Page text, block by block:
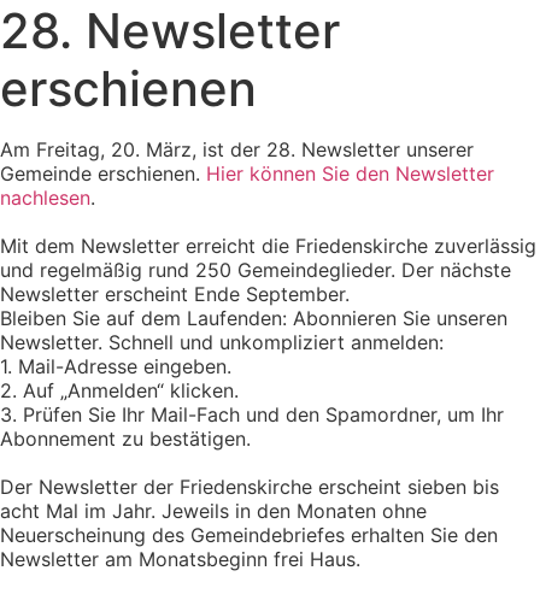
28. Newsletter
erschienen
Am Freitag, 20. März, ist der 28. Newsletter unserer
Gemeinde erschienen. Hier können Sie den Newsletter
nachlesen.
Mit dem Newsletter erreicht die Friedenskirche zuverlässig
und regelmäßig rund 250 Gemeindeglieder. Der nächste
Newsletter erscheint Ende September.
Bleiben Sie auf dem Laufenden: Abonnieren Sie unseren
Newsletter. Schnell und unkompliziert anmelden:
1. Mail-Adresse eingeben.
2. Auf „Anmelden“ klicken.
3. Prüfen Sie Ihr Mail-Fach und den Spamordner, um Ihr
Abonnement zu bestätigen.
Der Newsletter der Friedenskirche erscheint sieben bis
acht Mal im Jahr. Jeweils in den Monaten ohne
Neuerscheinung des Gemeindebriefes erhalten Sie den
Newsletter am Monatsbeginn frei Haus.